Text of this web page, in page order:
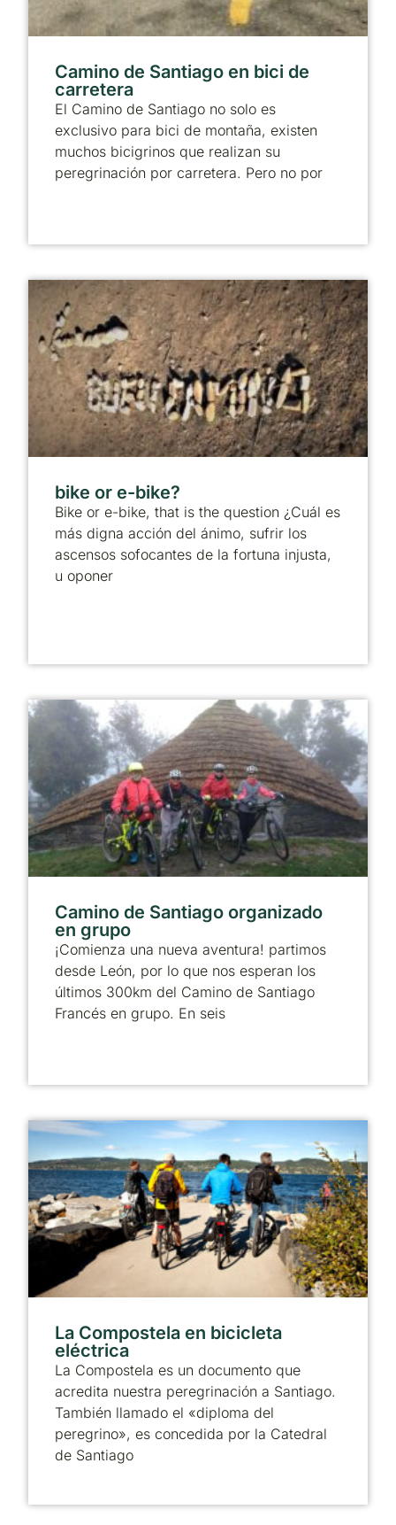
Camino de Santiago en bici de
carretera
El Camino de Santiago no solo es
exclusivo para bici de montaña, existen
muchos bicigrinos que realizan su
peregrinación por carretera. Pero no por
bike or e-bike?
Bike or e-bike, that is the question ¿Cuál es
más digna acción del ánimo, sufrir los
ascensos sofocantes de la fortuna injusta,
u oponer
Camino de Santiago organizado
en grupo
¡Comienza una nueva aventura! partimos
desde León, por lo que nos esperan los
últimos 300km del Camino de Santiago
Francés en grupo. En seis
La Compostela en bicicleta
eléctrica
La Compostela es un documento que
acredita nuestra peregrinación a Santiago.
También llamado el «diploma del
peregrino», es concedida por la Catedral
de Santiago